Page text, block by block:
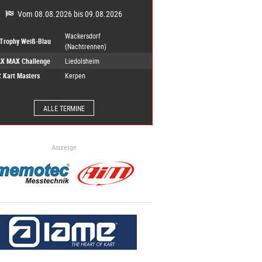
Vom 08.08.2026 bis 09.08.2026
Weiß-Blau
Wackersdorf
(Nachtrennen)
MAX Challenge
Liedolsheim
Kart Masters
Kerpen
ALLE TERMINE
Anzeige